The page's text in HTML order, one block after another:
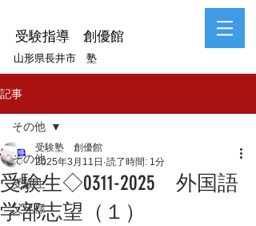
受験指導 創優館
山形県長井市 塾
記事
その他
受験生
父兄様
その他
受験生◇0311-2025 外国語
学部志望（１）
受験塾 創優館
2025年3月11日 読了時間: 1分